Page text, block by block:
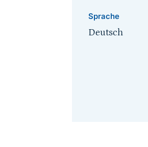
Sprache
Deutsch